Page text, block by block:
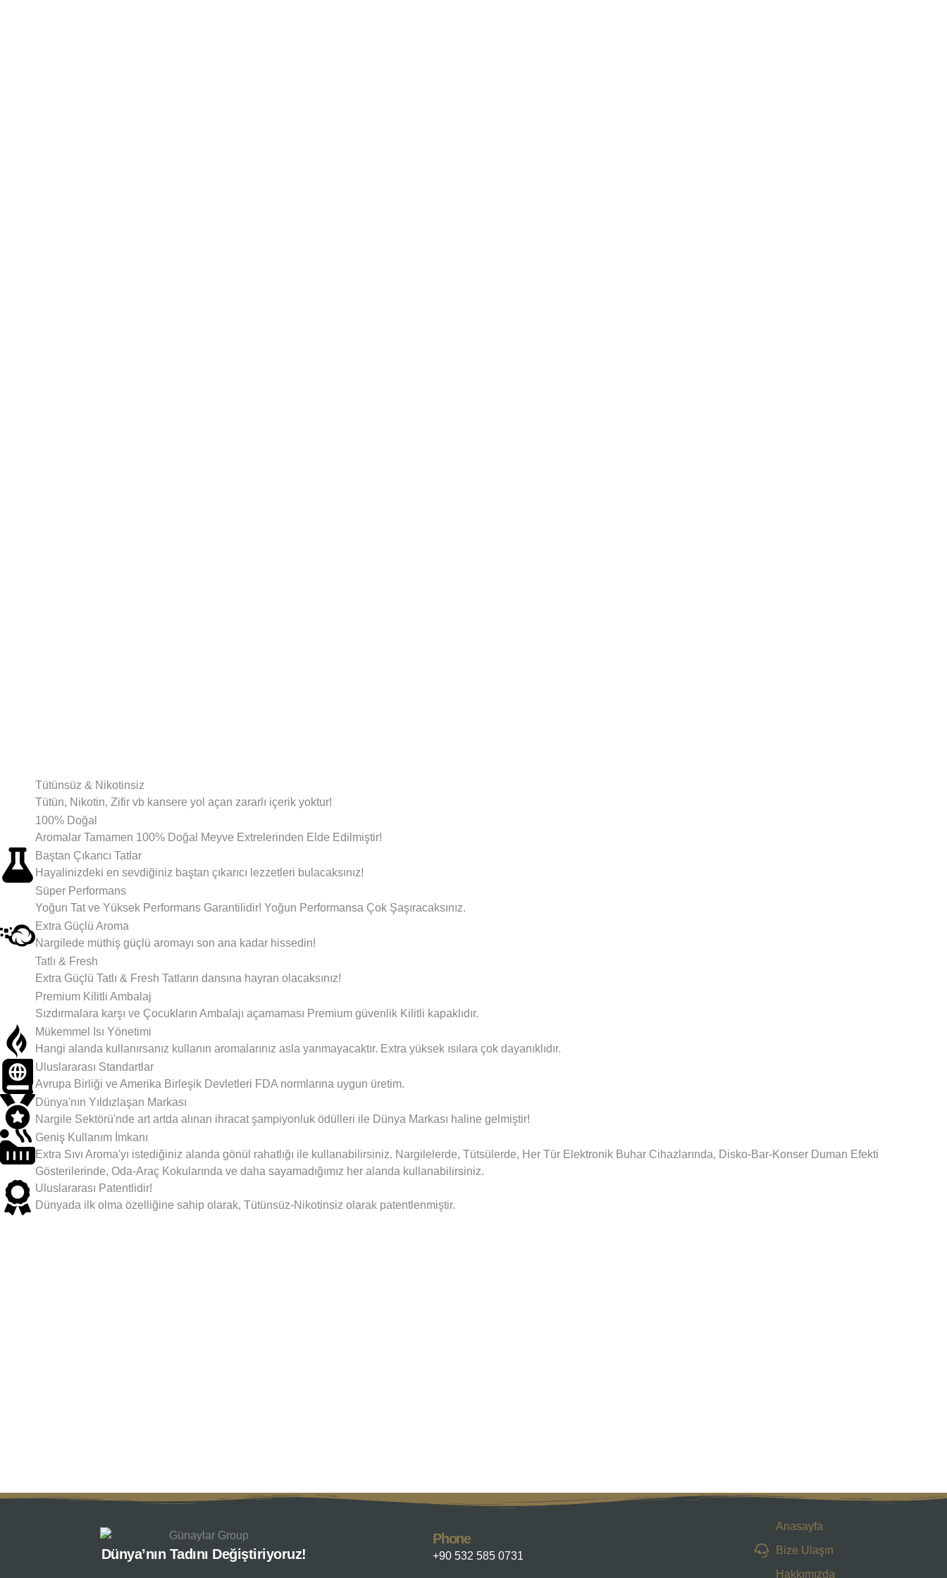
Tütünsüz & Nikotinsiz
Tütün, Nikotin, Zifir vb kansere yol açan zararlı içerik yoktur!
100% Doğal
Aromalar Tamamen 100% Doğal Meyve Extrelerinden Elde Edilmiştir!
Baştan Çıkarıcı Tatlar
Hayalinizdeki en sevdiğiniz baştan çıkarıcı lezzetleri bulacaksınız!
Süper Performans
Yoğun Tat ve Yüksek Performans Garantilidir! Yoğun Performansa Çok Şaşıracaksınız.
Extra Güçlü Aroma
Nargilede müthiş güçlü aromayı son ana kadar hissedin!
Tatlı & Fresh
Extra Güçlü Tatlı & Fresh Tatların dansına hayran olacaksınız!
Premium Kilitli Ambalaj
Sızdırmalara karşı ve Çocukların Ambalajı açamaması Premium güvenlik Kilitli kapaklıdır.
Mükemmel Isı Yönetimi
Hangi alanda kullanırsanız kullanın aromalarınız asla yanmayacaktır. Extra yüksek ısılara çok dayanıklıdır.
Uluslararası Standartlar
Avrupa Birliği ve Amerika Birleşik Devletleri FDA normlarına uygun üretim.
Dünya'nın Yıldızlaşan Markası
Nargile Sektörü'nde art artda alınan ihracat şampiyonluk ödülleri ile Dünya Markası haline gelmiştir!
Geniş Kullanım İmkanı
Extra Sıvı Aroma'yı istediğiniz alanda gönül rahatlığı ile kullanabilirsiniz. Nargilelerde, Tütsülerde, Her Tür Elektronik Buhar Cihazlarında, Disko-Bar-Konser Duman Efekti
Gösterilerinde, Oda-Araç Kokularında ve daha sayamadığımız her alanda kullanabilirsiniz.
Uluslararası Patentlidir!
Dünyada ilk olma özelliğine sahip olarak, Tütünsüz-Nikotinsiz olarak patentlenmiştir.
Dünya’nın Tadını Değiştiriyoruz!
Phone
+90 532 585 0731
Anasayfa
Bize Ulaşın
Hakkımızda